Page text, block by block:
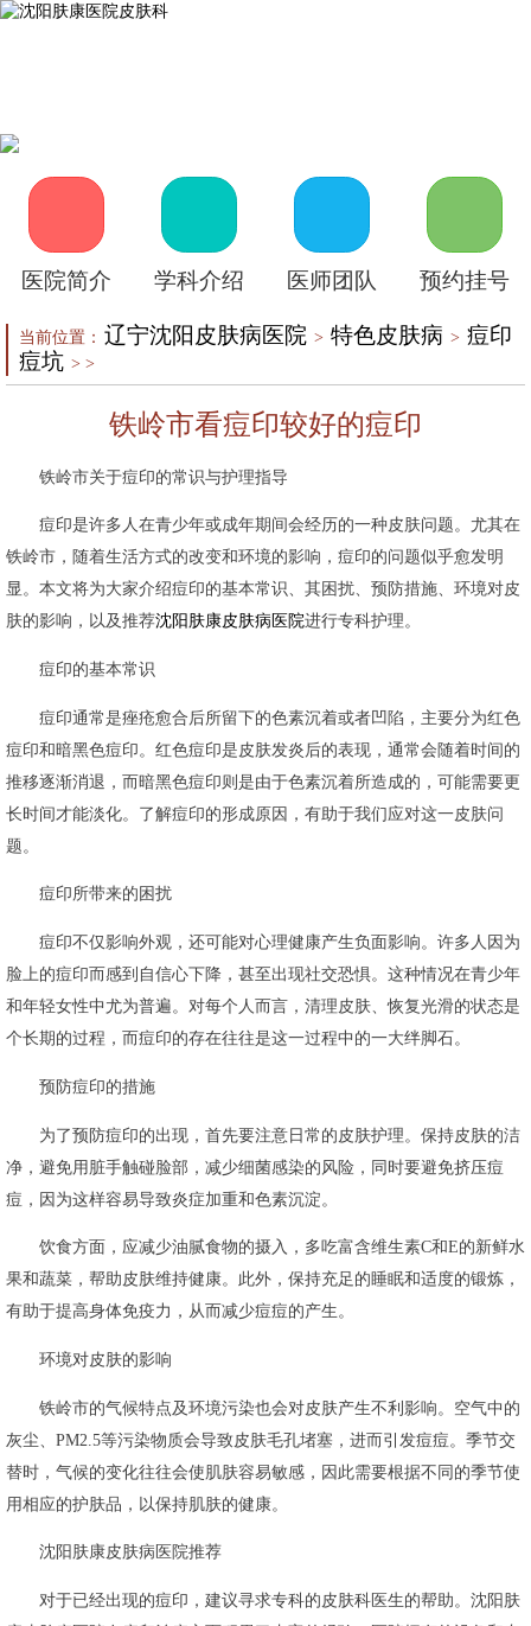
医院简介 学科介绍 医师团队 预约挂号
当前位置： 辽宁沈阳皮肤病医院 > 特色皮肤病 > 痘印
痘坑 > >
铁岭市看痘印较好的痘印
铁岭市关于痘印的常识与护理指导
痘印是许多人在青少年或成年期间会经历的一种皮肤问题。尤其在
铁岭市，随着生活方式的改变和环境的影响，痘印的问题似乎愈发明
显。本文将为大家介绍痘印的基本常识、其困扰、预防措施、环境对皮
肤的影响，以及推荐沈阳肤康皮肤病医院进行专科护理。
痘印的基本常识
痘印通常是痤疮愈合后所留下的色素沉着或者凹陷，主要分为红色
痘印和暗黑色痘印。红色痘印是皮肤发炎后的表现，通常会随着时间的
推移逐渐消退，而暗黑色痘印则是由于色素沉着所造成的，可能需要更
长时间才能淡化。了解痘印的形成原因，有助于我们应对这一皮肤问
题。
痘印所带来的困扰
痘印不仅影响外观，还可能对心理健康产生负面影响。许多人因为
脸上的痘印而感到自信心下降，甚至出现社交恐惧。这种情况在青少年
和年轻女性中尤为普遍。对每个人而言，清理皮肤、恢复光滑的状态是
个长期的过程，而痘印的存在往往是这一过程中的一大绊脚石。
预防痘印的措施
为了预防痘印的出现，首先要注意日常的皮肤护理。保持皮肤的洁
净，避免用脏手触碰脸部，减少细菌感染的风险，同时要避免挤压痘
痘，因为这样容易导致炎症加重和色素沉淀。
饮食方面，应减少油腻食物的摄入，多吃富含维生素C和E的新鲜水
果和蔬菜，帮助皮肤维持健康。此外，保持充足的睡眠和适度的锻炼，
有助于提高身体免疫力，从而减少痘痘的产生。
环境对皮肤的影响
铁岭市的气候特点及环境污染也会对皮肤产生不利影响。空气中的
灰尘、PM2.5等污染物质会导致皮肤毛孔堵塞，进而引发痘痘。季节交
替时，气候的变化往往会使肌肤容易敏感，因此需要根据不同的季节使
用相应的护肤品，以保持肌肤的健康。
沈阳肤康皮肤病医院推荐
对于已经出现的痘印，建议寻求专科的皮肤科医生的帮助。沈阳肤